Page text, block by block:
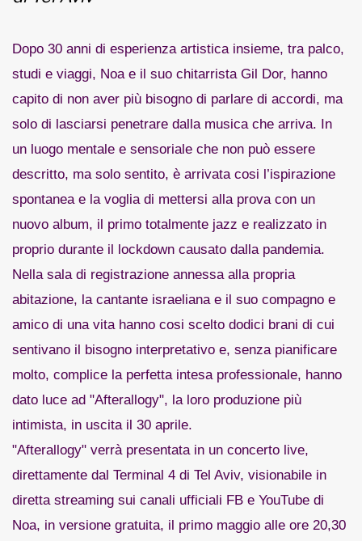
Dopo 30 anni di esperienza artistica insieme, tra palco,
studi e viaggi, Noa e il suo chitarrista Gil Dor, hanno
capito di non aver più bisogno di parlare di accordi, ma
solo di lasciarsi penetrare dalla musica che arriva. In
un luogo mentale e sensoriale che non può essere
descritto, ma solo sentito, è arrivata cosi l’ispirazione
spontanea e la voglia di mettersi alla prova con un
nuovo album, il primo totalmente jazz e realizzato in
proprio durante il lockdown causato dalla pandemia.
Nella sala di registrazione annessa alla propria
abitazione, la cantante israeliana e il suo compagno e
amico di una vita hanno cosi scelto dodici brani di cui
sentivano il bisogno interpretativo e, senza pianificare
molto, complice la perfetta intesa professionale, hanno
dato luce ad "Afterallogy", la loro produzione più
intimista, in uscita il 30 aprile.
"Afterallogy" verrà presentata in un concerto live,
direttamente dal Terminal 4 di Tel Aviv, visionabile in
diretta streaming sui canali ufficiali FB e YouTube di
Noa, in versione gratuita, il primo maggio alle ore 20,30